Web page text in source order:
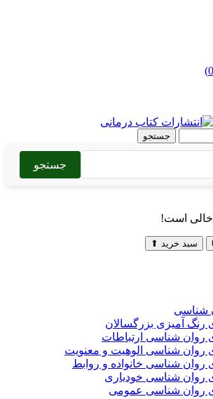
جستجو
جستجو
خالی است!
سبد خرید ⬆
شناسی
رنگ آمیزی بزرگسالان
روان شناسی ارتباطات
روان شناسی الوهیت و معنویت
روان شناسی خانواده و روابط
روان شناسی خودیاری
روان شناسی عمومی